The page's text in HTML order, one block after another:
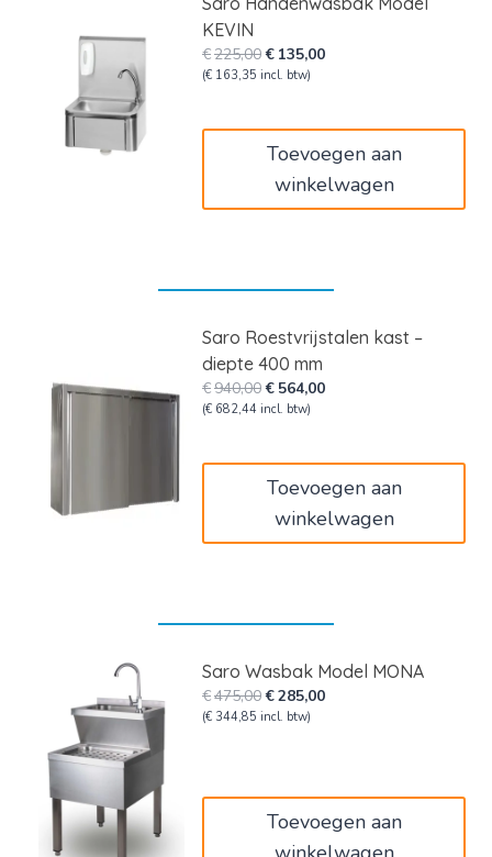
KEVIN
€225,00Oorspronkelijke
prijs
€ 135,00Huidige
(€ 163,35 incl. btw)
Toevoegen aan
winkelwagen
Saro Roestvrijstalen kast –
diepte 400 mm
€940,00Oorspronkelijke
prijs
€ 564,00Huidige
(€ 682,44 incl. btw)
Toevoegen aan
winkelwagen
Saro Wasbak Model MONA
€475,00Oorspronkelijke
prijs
€285,00Huidige
(€ 344,85 incl. btw)
Toevoegen aan